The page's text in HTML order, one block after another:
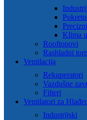
Klima
Rooftopovi
Rashladni
Ventilacija
Rekuperatori
Vazdušne
Filteri
Ventilatori za
Industrijski